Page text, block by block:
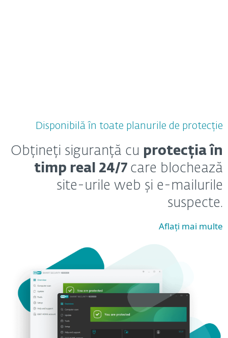
Disponibilă în toate planurile de protecție
Obțineți siguranță cu protecția în
timp real 24/7 care blochează
site-urile web și e-mailurile
suspecte.
Aflați mai multe